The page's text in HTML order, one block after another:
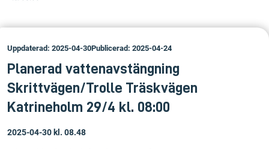
Uppdaterad: 2025-04-30Publicerad: 2025-04-24
Planerad vattenavstängning
Skrittvägen/Trolle Träskvägen
Katrineholm 29/4 kl. 08:00
2025-04-30 kl. 08.48